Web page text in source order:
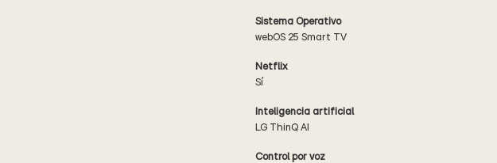
Sistema Operativo
webOS 25 Smart TV
Netflix
Sí
Inteligencia artificial
LG ThinQ AI
Control por voz